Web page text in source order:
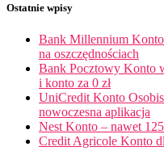
Ostatnie wpisy
Bank Millennium Konto
na oszczędnościach
Bank Pocztowy Konto
i konto za 0 zł
UniCredit Konto
nowoczesna aplikacja
Nest Konto – nawet
Credit Agricole Konto